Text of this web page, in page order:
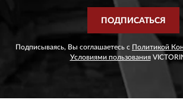
ПОДПИСАТЬСЯ
Подписываясь, Вы соглашаетесь с Политикой
Условиями пользования